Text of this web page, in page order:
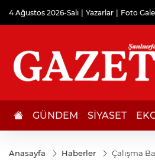
4 Ağustos 2026-Salı Yazarlar Foto
GÜNDEM SİYASET
Anasayfa Haberler Çalışma